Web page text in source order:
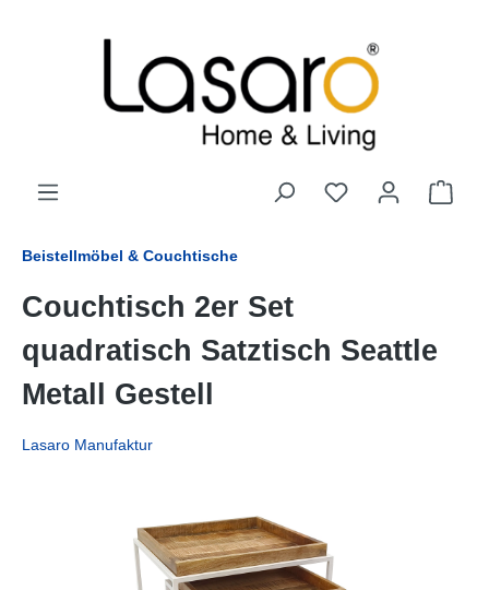
Beistellmöbel & Couchtische
Couchtisch 2er Set
quadratisch Satztisch Seattle
Metall Gestell
Lasaro Manufaktur